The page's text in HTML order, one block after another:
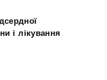
і лікування